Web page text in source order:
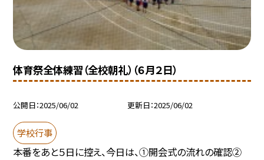
体育祭全体練習（全校朝礼）（６月２日）
公開日 2025/06/02 更新日 2025/06/02
学校行事
本番をあと５日に控え、今日は、①開会式の流れの確認②